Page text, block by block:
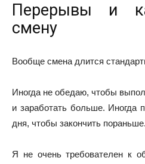
Перерывы и
смену
Вообще смена длится
Иногда не обедаю, чтобы
и заработать больше. Иногда
дня, чтобы закончить пораньше.
Я не очень требователен к